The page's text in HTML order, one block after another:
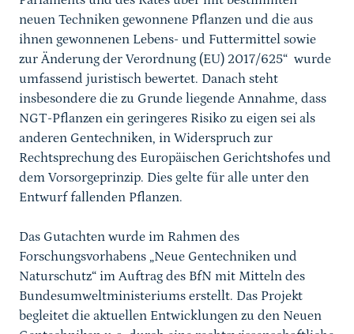
neuen Techniken gewonnene Pflanzen und die aus
ihnen gewonnenen Lebens- und Futtermittel sowie
zur Änderung der Verordnung (EU) 2017/625“ wurde
umfassend juristisch bewertet. Danach steht
insbesondere die zu Grunde liegende Annahme, dass
NGT-Pflanzen ein geringeres Risiko zu eigen sei als
anderen Gentechniken, in Widerspruch zur
Rechtsprechung des Europäischen Gerichtshofes und
dem Vorsorgeprinzip. Dies gelte für alle unter den
Entwurf fallenden Pflanzen.
Das Gutachten wurde im Rahmen des
Forschungsvorhabens „Neue Gentechniken und
Naturschutz“ im Auftrag des BfN mit Mitteln des
Bundesumweltministeriums erstellt. Das Projekt
begleitet die aktuellen Entwicklungen zu den Neuen